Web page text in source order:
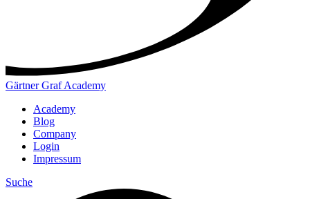
Gärtner Graf Academy
Academy
Blog
Company
Login
Impressum
Suche